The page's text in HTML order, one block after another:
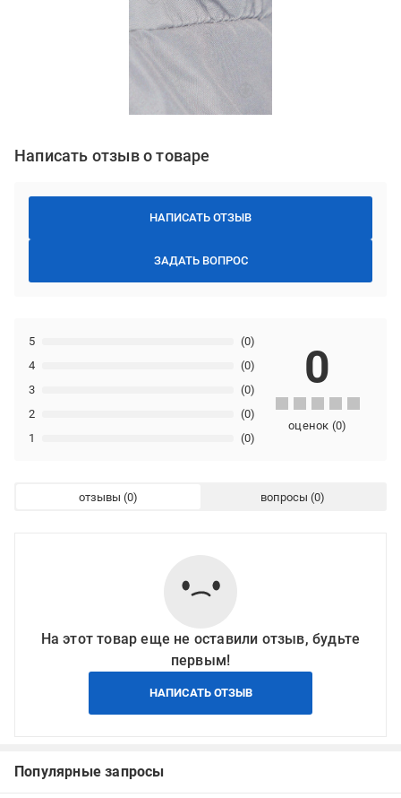
Написать отзыв о товаре
НАПИСАТЬ ОТЗЫВ
ЗАДАТЬ ВОПРОС
1 (0)
2 (0)
3 (0)
4 (0)
5 (0)
0
оценок (0)
отзывы вопросы
На этот товар еще не оставили отзыв, будьте
первым!
НАПИСАТЬ ОТЗЫВ
Популярные запросы